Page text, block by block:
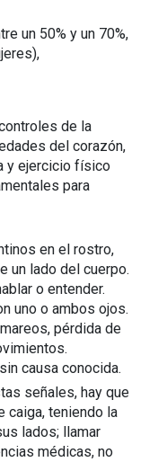
un 50% y un 70%,
de la
del corazón,
y ejercicio físico
para
en el rostro,
un lado del cuerpo.
o entender.
uno o ambos ojos.
pérdida de
causa conocida.
señales, hay que
caiga, teniendo la
lados; llamar
médicas, no